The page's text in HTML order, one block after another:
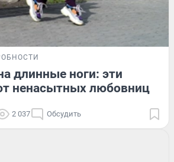
длинные ноги: эти
ненасытных любовниц
2 037 Обсудить